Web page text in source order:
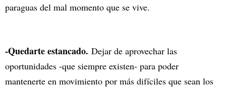
paraguas del mal momento que se vive.
-Quedarte estancado. Dejar de aprovechar las
oportunidades -que siempre existen- para poder
mantenerte en movimiento por más difíciles que sean los